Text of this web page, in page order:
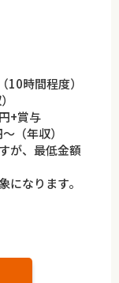
時間程度）
+賞与
（年収）
が、最低金額
になります。